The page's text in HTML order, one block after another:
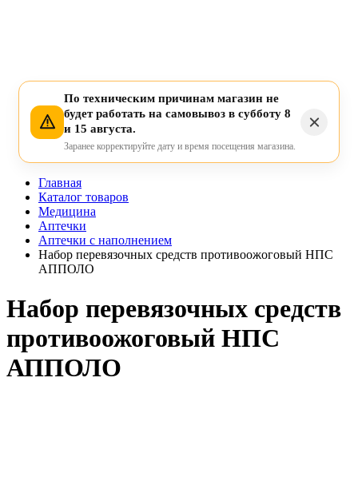
По техническим причинам магазин не
будет работать на самовывоз в субботу 8
и 15 августа.
Заранее корректируйте дату и время посещения магазина.
Главная
Каталог товаров
Медицина
Аптечки
Аптечки с наполнением
Набор перевязочных средств противоожоговый НПС
АППОЛО
Набор перевязочных средств
противоожоговый НПС
АППОЛО